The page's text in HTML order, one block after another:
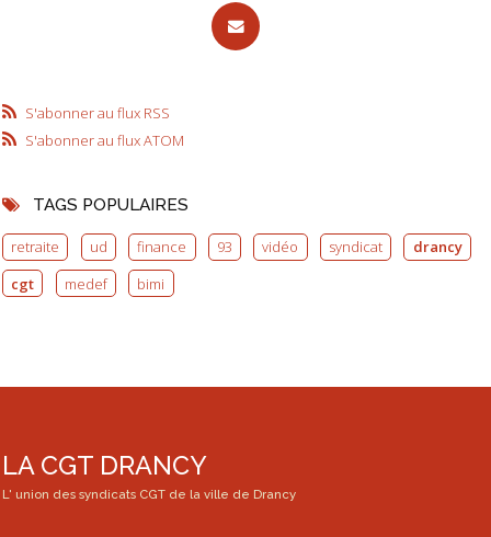
S'abonner au flux RSS
S'abonner au flux ATOM
TAGS POPULAIRES
retraite ud finance 93 vidéo syndicat
drancy
cgt
medef bimi
LA CGT DRANCY
L' union des syndicats CGT de la ville de Drancy